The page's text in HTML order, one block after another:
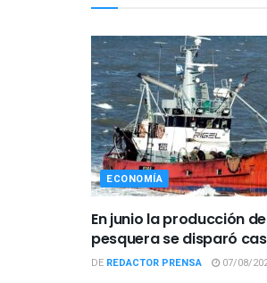
ECONOMÍA
En junio la producción
pesquera se disparó
DE REDACTOR PRENSA 07/08/